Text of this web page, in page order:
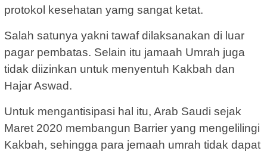
protokol kesehatan yamg sangat ketat.
Salah satunya yakni tawaf dilaksanakan di luar
pagar pembatas. Selain itu jamaah Umrah juga
tidak diizinkan untuk menyentuh Kakbah dan
Hajar Aswad.
Untuk mengantisipasi hal itu, Arab Saudi sejak
Maret 2020 membangun Barrier yang mengelilingi
Kakbah, sehingga para jemaah umrah tidak dapat